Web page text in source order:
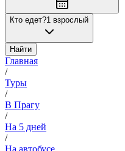
Кто едет?1 взрослый
Найти
Главная
/
Туры
/
В Прагу
/
На 5 дней
/
На автобусе